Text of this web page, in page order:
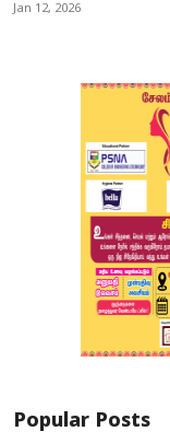
Jan 12, 2026
Popular Posts